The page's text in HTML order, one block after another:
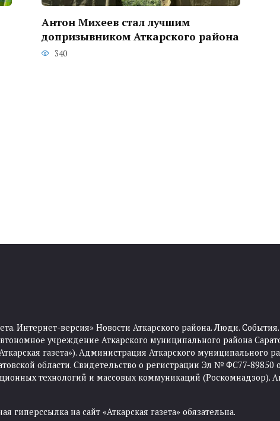
Антон Михеев стал лучшим
допризывником Аткарского района
340
Интернет-версия» Новости Аткарского района. Люди.
учреждение Аткарского муниципального района
газета»). Администрация Аткарского муниципального
области. Свидетельство о регистрации Эл № ФС77-
технологий и массовых коммуникаций (Роскомнадзор).
гиперссылка на сайт «Аткарская газета» обязательна.